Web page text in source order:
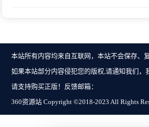
本站所有内容均来自互联网，本站不会保存、
如果本站部分内容侵犯您的版权,请通知我们
请支持购买正版！反馈邮箱：
360资源站 Copyright ©2018-2023 All Rights